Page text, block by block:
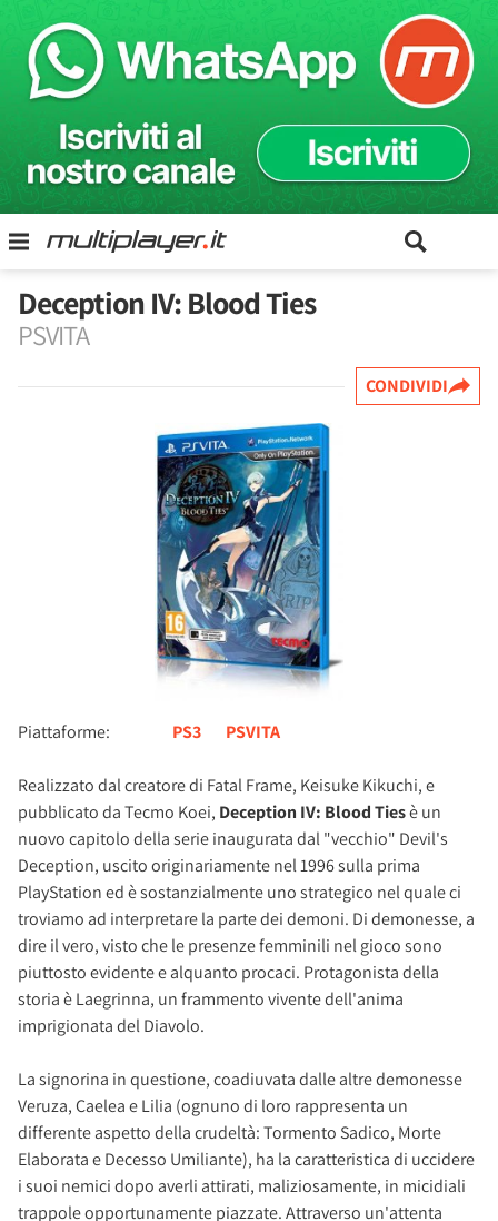
Deception IV: Blood Ties
PSVITA
CONDIVIDI
Piattaforme: PS3 PSVITA
Realizzato dal creatore di Fatal Frame, Keisuke Kikuchi, e
pubblicato da Tecmo Koei, Deception IV: Blood Tiesè un
nuovo capitolo della serie inaugurata dal "vecchio" Devil's
Deception, uscito originariamente nel 1996 sulla prima
PlayStation ed è sostanzialmente uno strategico nel quale ci
troviamo ad interpretare la parte dei demoni. Di demonesse, a
dire il vero, visto che le presenze femminili nel gioco sono
piuttosto evidente e alquanto procaci. Protagonista della
storia è Laegrinna, un frammento vivente dell'anima
imprigionata del Diavolo.
La signorina in questione, coadiuvata dalle altre demonesse
Veruza, Caelea e Lilia (ognuno di loro rappresenta un
differente aspetto della crudeltà: Tormento Sadico, Morte
Elaborata e Decesso Umiliante), ha la caratteristica di uccidere
i suoi nemici dopo averli attirati, maliziosamente, in micidiali
trappole opportunamente piazzate. Attraverso un'attenta